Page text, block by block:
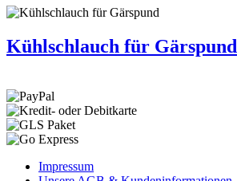
Kühlschlauch für Gärspund
Impressum